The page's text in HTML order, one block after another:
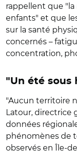
rappellent que "
enfants" et que
sur la santé
concernés –
concentration,
"Un été sous
"Aucun territoire
Latour, directrice
données
phénomènes de
observés en Île-